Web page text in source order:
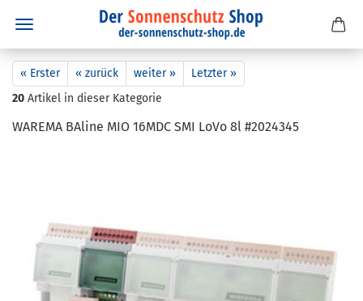
« Erster « zurück weiter »
Letzter »
20 Artikel in dieser Kategorie
WA­RE­MA BA­li­ne MIO 16MDC SMI LoVo 8l #2024345